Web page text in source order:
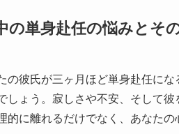
の単身赴任の悩みとそ
の彼氏が三ヶ月ほど単身赴任に
しょう。寂しさや不安、そして
的に離れるだけでなく、あなた